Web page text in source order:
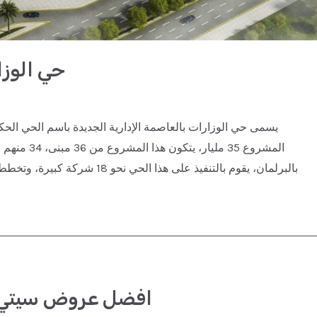
حي
المشروع
بالبرلمان، يقوم بالتنفيذ على هذا الحي نحو 18 شركة كبيرة، وتخطط الحكومة الانتقال إلى العاصمة الإدارية الجديدة وذلك عن
افضل عروض سيتي سكيب 2021